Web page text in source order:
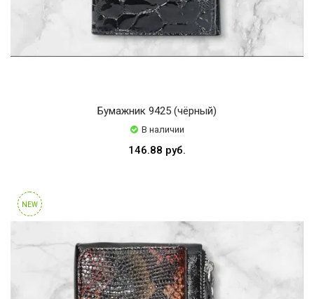
Бумажник 9425 (чёрный)
В наличии
146.88 руб.
NEW